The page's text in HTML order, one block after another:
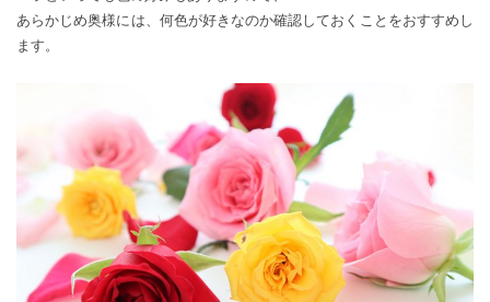
あらかじめ奥様には、何色が好きなのか確認しておくことをおすすめし
ます。